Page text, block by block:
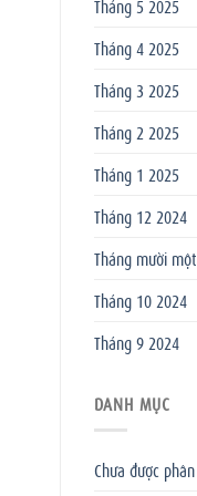
Tháng 5 2025
Tháng 4 2025
Tháng 3 2025
Tháng 2 2025
Tháng 1 2025
Tháng 12 2024
Tháng mười
Tháng 10 2024
Tháng 9 2024
DANH MỤC
Chưa được